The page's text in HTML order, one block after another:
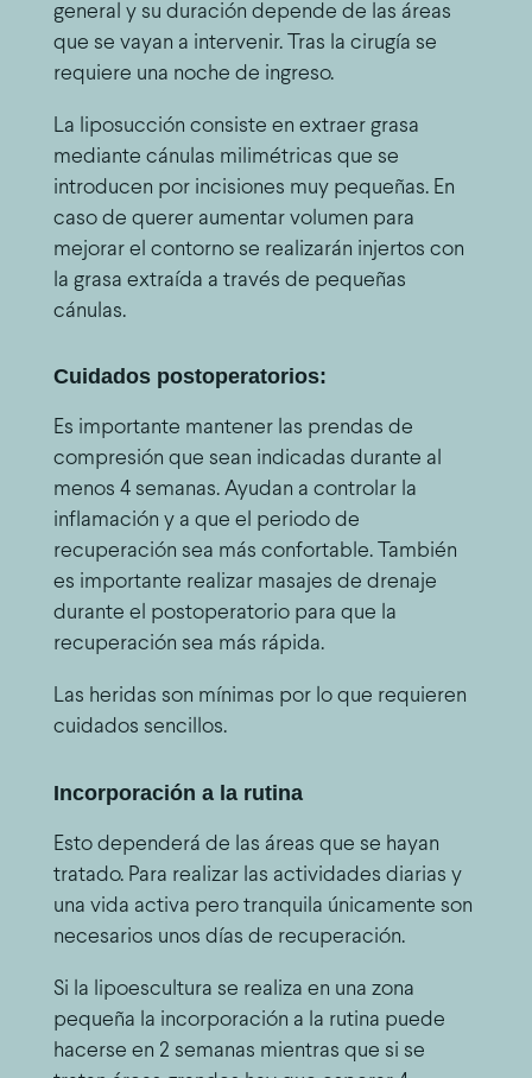
general y su duración depende de las áreas
que se vayan a intervenir. Tras la cirugía se
requiere una noche de ingreso.
La liposucción consiste en extraer grasa
mediante cánulas milimétricas que se
introducen por incisiones muy pequeñas. En
caso de querer aumentar volumen para
mejorar el contorno se realizarán injertos con
la grasa extraída a través de pequeñas
cánulas.
Cuidados postoperatorios:
Es importante mantener las prendas de
compresión que sean indicadas durante al
menos 4 semanas. Ayudan a controlar la
inflamación y a que el periodo de
recuperación sea más confortable. También
es importante realizar masajes de drenaje
durante el postoperatorio para que la
recuperación sea más rápida.
Las heridas son mínimas por lo que requieren
cuidados sencillos.
Incorporación a la rutina
Esto dependerá de las áreas que se hayan
tratado. Para realizar las actividades diarias y
una vida activa pero tranquila únicamente son
necesarios unos días de recuperación.
Si la lipoescultura se realiza en una zona
pequeña la incorporación a la rutina puede
hacerse en 2 semanas mientras que si se